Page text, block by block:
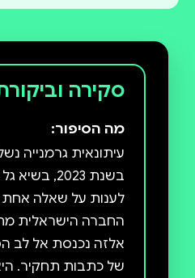
סקירה
מה הסיפור:
עיתונאית גרמנייה
בשנת 2023,
לענות על שאלה
אלזה נכנסת אל לב
של כתבות תחקיר.